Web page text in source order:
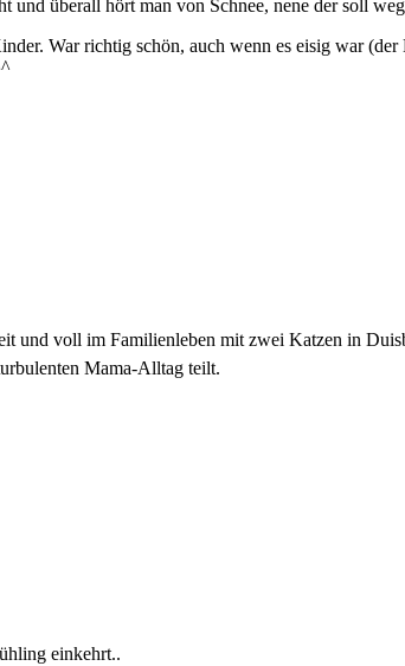
und überall hört man von Schnee, nene der soll
War richtig schön, auch wenn es eisig war
und voll im Familienleben mit zwei Katzen in
Mama-Alltag teilt.
einkehrt..